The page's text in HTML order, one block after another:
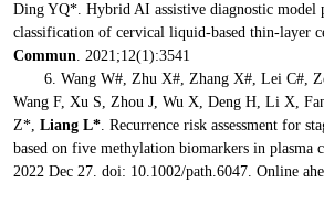
Ding YQ*. Hybrid AI assistive diagnostic model
classification of cervical liquid-based thin-layer
Commun. 2021;12(1):3541
6. Wang W#, Zhu X#, Zhang X#, Lei C#,
Wang F, Xu S, Zhou J, Wu X, Deng H, Li X,
Z*, Liang L*. Recurrence risk assessment for
based on five methylation biomarkers in plasma
2022 Dec 27. doi: 10.1002/path.6047. Online